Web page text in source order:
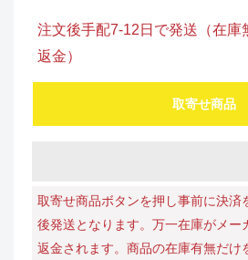
注文後手配7-12日で発送（在庫
返金）
取寄せ商品
取寄せ商品ボタンを押し事前に決済
後発送となります。万一在庫がメー
返金されます。商品の在庫有無だけ